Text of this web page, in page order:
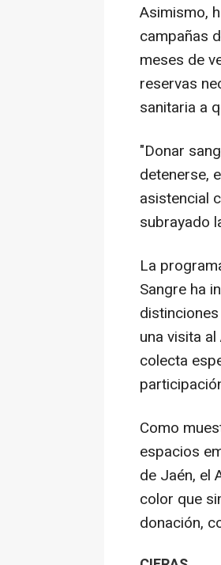
Asimismo,
campañas
meses de
reservas
sanitaria a
"Donar
detenerse,
asistencial
subrayado
La
Sangre ha
una visita
colecta
Como
espacios
de Jaén, el
color que
donación,